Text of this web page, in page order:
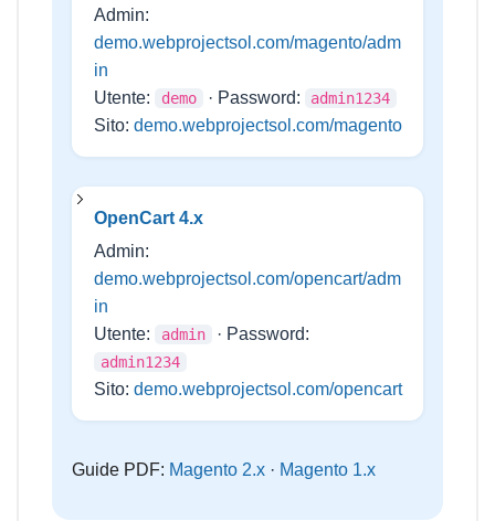
Admin:
demo.webprojectsol.com/magento/adm
in
Utente:
demo · Password: admin1234
Sito:demo.webprojectsol.com/magento
OpenCart 4.x
Admin:
demo.webprojectsol.com/opencart/adm
in
Utente:
admin · Password:
admin1234
Sito:demo.webprojectsol.com/opencart
Guide PDF: Magento 2.x · Magento 1.x